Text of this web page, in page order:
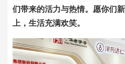
们带来的活力与热情。愿你们
上，生活充满欢笑。